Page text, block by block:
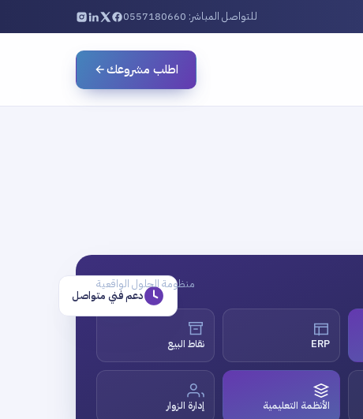
للتواصل المباشر: 0557180660
اطلب مشروعك
منظومة الحلول الواقعية
ERP نقاط البيع
الأنظمة التعليمية
إدارة الزوار
دعم فني متواصل